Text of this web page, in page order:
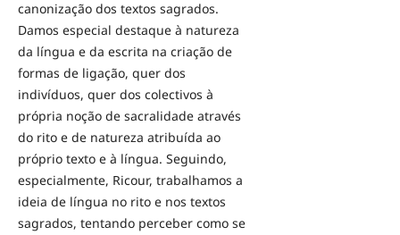
canonização dos textos sagrados.
Damos especial destaque à natureza
da língua e da escrita na criação de
formas de ligação, quer dos
indivíduos, quer dos colectivos à
própria noção de sacralidade através
do rito e de natureza atribuída ao
próprio texto e à língua. Seguindo,
especialmente, Ricour, trabalhamos a
ideia de língua no rito e nos textos
sagrados, tentando perceber como se